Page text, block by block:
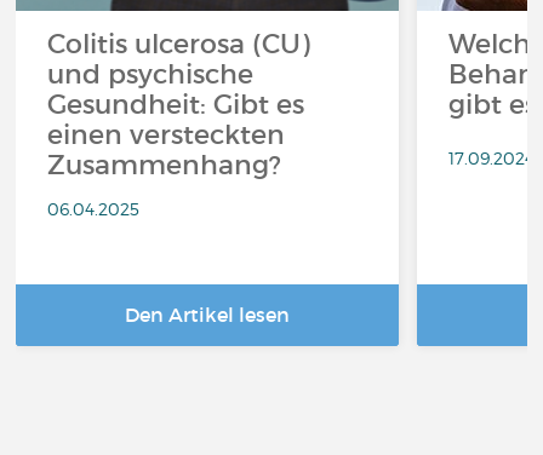
Colitis ulcerosa (CU)
und psychische
Gesundheit: Gibt es
einen versteckten
Zusammenhang?
06.04.2025
Den Artikel lesen
gibt es
17.09.2024